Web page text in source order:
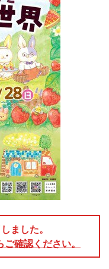
ました。
確認ください。